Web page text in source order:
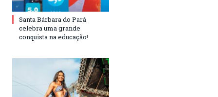
Santa Bárbara do Pará
celebra uma grande
conquista na educação!